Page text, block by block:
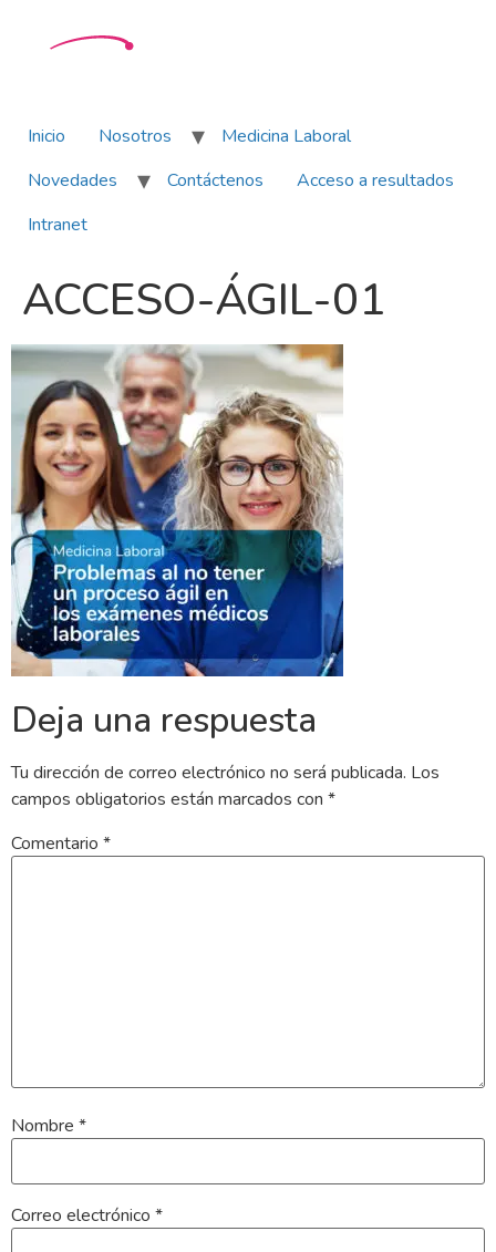
Inicio Nosotros
Medicina Laboral
Novedades
Contáctenos
Acceso a resultados
Intranet
ACCESO-ÁGIL-01
Deja una respuesta
Tu dirección de correo electrónico no será publicada. Los
campos obligatorios están marcados con *
Comentario *
Nombre *
Correo electrónico *